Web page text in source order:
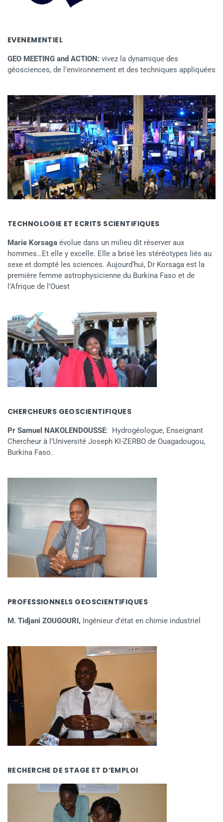
EVENEMENTIEL
GEO MEETING and ACTION: vivez la dynamique des
géosciences, de l’environnement et des techniques appliquées
TECHNOLOGIE ET ECRITS SCIENTIFIQUES
Marie Korsaga évolue dans un milieu dit réserver aux
hommes…Et elle y excelle. Elle a brisé les stéréotypes liés au
sexe et dompté les sciences. Aujourd’hui, Dr Korsaga est la
première femme astrophysicienne du Burkina Faso et de
l’Afrique de l’Ouest
CHERCHEURS GEOSCIENTIFIQUES
Pr Samuel NAKOLENDOUSSE: Hydrogéologue, Enseignant
Chercheur à l’Université Joseph KI-ZERBO de Ouagadougou,
Burkina Faso.
PROFESSIONNELS GEOSCIENTIFIQUES
M. Tidjani ZOUGOURI, Ingénieur d’état en chimie industriel
RECHERCHE DE STAGE ET D’EMPLOI